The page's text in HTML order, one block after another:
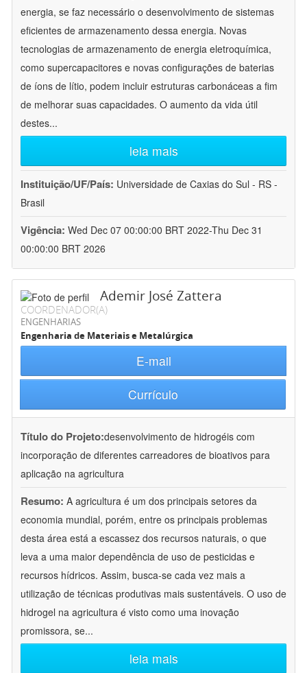
energia, se faz necessário o desenvolvimento de sistemas
eficientes de armazenamento dessa energia. Novas
tecnologias de armazenamento de energia eletroquímica,
como supercapacitores e novas configurações de baterias
de íons de lítio, podem incluir estruturas carbonáceas a fim
de melhorar suas capacidades. O aumento da vida útil
destes...
leia mais
Instituição/UF/País: Universidade de Caxias do Sul - RS -
Brasil
Vigência: Wed Dec 07 00:00:00 BRT 2022-Thu Dec 31
00:00:00 BRT 2026
Ademir José Zattera
COORDENADOR(A)
ENGENHARIAS
Engenharia de Materiais e Metalúrgica
E-mail
Currículo
Título do Projeto:desenvolvimento de hidrogéis com
incorporação de diferentes carreadores de bioativos para
aplicação na agricultura
Resumo: A agricultura é um dos principais setores da
economia mundial, porém, entre os principais problemas
desta área está a escassez dos recursos naturais, o que
leva a uma maior dependência de uso de pesticidas e
recursos hídricos. Assim, busca-se cada vez mais a
utilização de técnicas produtivas mais sustentáveis. O uso de
hidrogel na agricultura é visto como uma inovação
promissora, se...
leia mais